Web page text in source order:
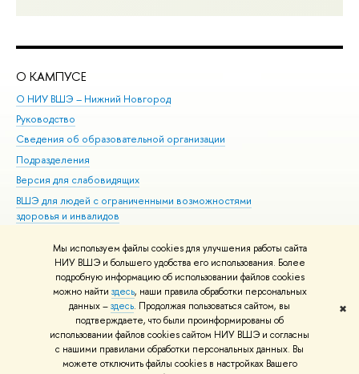
Мы используем файлы cookies для улучшения работы сайта
НИУ ВШЭ и большего удобства его использования. Более
подробную информацию об использовании файлов cookies
можно найти здесь, наши правила обработки персональных
данных –здесь. Продолжая пользоваться сайтом, вы
подтверждаете, что были проинформированы об
использовании файлов cookies сайтом НИУ ВШЭ и согласны
с нашими правилами обработки персональных данных. Вы
можете отключить файлы cookies в настройках Вашего
✖
О КАМПУСЕ
О НИУ ВШЭ – Нижний Новгород
Руководство
Сведения об образовательной организации
Подразделения
Версия для слабовидящих
ВШЭ для людей с ограниченными возможностями
здоровья и инвалидов
© НИУ ВШЭ 1993–2026 Адреса и контакты Условия использования
материалов Политика конфиденциальности Карта сайта
Шрифты HSE Sans и HSE Slab разработаны вШколе дизайна НИУ ВШЭ